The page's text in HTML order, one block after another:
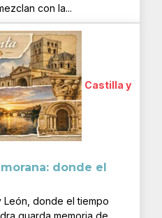
con la...
Castilla y
donde el
León, donde el tiempo
guarda memoria de...